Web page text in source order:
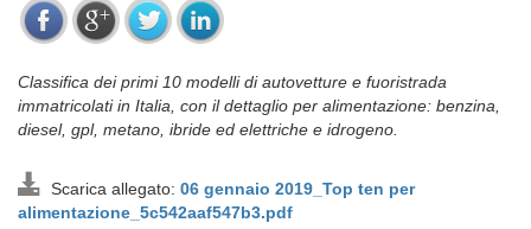
Classifica dei primi 10 modelli di autovetture e fuoristrada
immatricolati in Italia, con il dettaglio per alimentazione: benzina,
diesel, gpl, metano, ibride ed elettriche e idrogeno.
Scarica allegato: 06 gennaio 2019_Top ten per
alimentazione_5c542aaf547b3.pdf